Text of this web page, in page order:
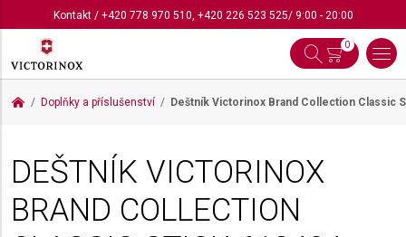
Kontakt/ +420 778 970 510, +420 226 523 525/ 9:00 - 20:00
0
Doplňky a příslušenství Deštník Victorinox Brand Collection Classic
DEŠTNÍK VICTORINOX
BRAND COLLECTION